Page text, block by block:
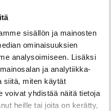
sisällön ja mainosten
ominaisuuksien
analysoimiseen. Lisäksi
ja analytiikka-
siitä, miten käytät
voivat yhdistää näitä tietoja
heille tai joita on kerätty,
noin 300
Frenckellinaukio 2.
Tilat soveltuvat
myös kokouksiin
ja juhlatilaisuuksiin.